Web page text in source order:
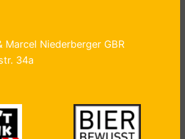
Marcel Niederberger GBR
34a